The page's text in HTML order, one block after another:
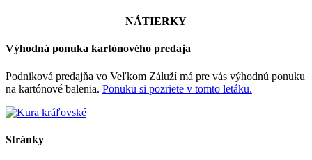
NÁTIERKY
Výhodná ponuka kartónového predaja
Podniková predajňa vo Veľkom Záluží má pre vás výhodnú ponuku
na kartónové balenia. Ponuku si pozriete v tomto letáku.
Stránky